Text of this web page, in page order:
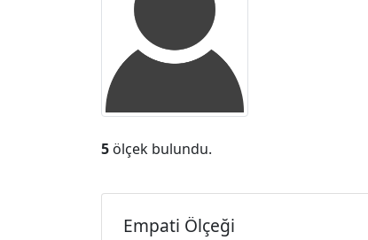
5 ölçek bulundu.
Empati Ölçeği